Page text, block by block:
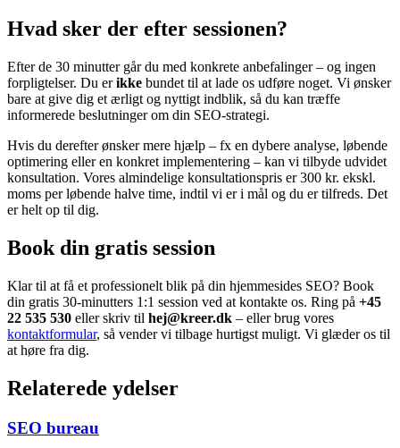
Hvad sker der efter sessionen?
Efter de 30 minutter går du med konkrete anbefalinger – og ingen
forpligtelser. Du erikke bundet til at lade os udføre noget. Vi ønsker
bare at give dig et ærligt og nyttigt indblik, så du kan træffe
informerede beslutninger om din SEO-strategi.
Hvis du derefter ønsker mere hjælp – fx en dybere analyse, løbende
optimering eller en konkret implementering – kan vi tilbyde udvidet
konsultation. Vores almindelige konsultationspris er 300 kr. ekskl.
moms per løbende halve time, indtil vi er i mål og du er tilfreds. Det
er helt op til dig.
Book din gratis session
Klar til at få et professionelt blik på din hjemmesides SEO? Book
din gratis 30-minutters 1:1 session ved at kontakte os. Ring på +45
22 535 530 eller skriv til hej@kreer.dk – eller brug vores
kontaktformular, så vender vi tilbage hurtigst muligt. Vi glæder os til
at høre fra dig.
Relaterede ydelser
SEO bureau